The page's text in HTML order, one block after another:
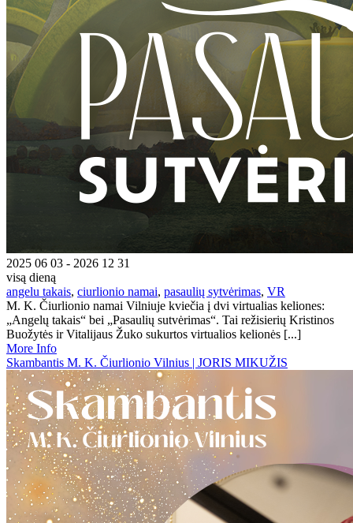
2025 06 03 - 2026 12 31
visą dieną
angelu takais, ciurlionio namai, pasaulių sytvėrimas, VR
M. K. Čiurlionio namai Vilniuje kviečia į dvi virtualias keliones:
„Angelų takais“ bei „Pasaulių sutvėrimas“. Tai režisierių Kristinos
Buožytės ir Vitalijaus Žuko sukurtos virtualios kelionės [...]
More Info
Skambantis M. K. Čiurlionio Vilnius | JORIS MIKUŽIS